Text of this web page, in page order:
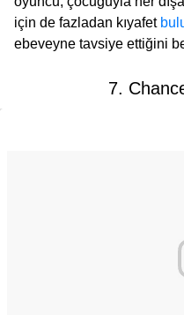
için de fazladan kıyafet
ebeveyne tavsiye ettiğini
7.